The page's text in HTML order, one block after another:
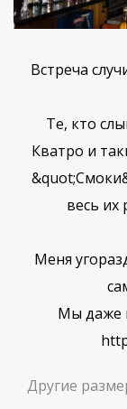
Встреча
Те, кто
Кватро и
весь
Меня
Мы даже
Другие